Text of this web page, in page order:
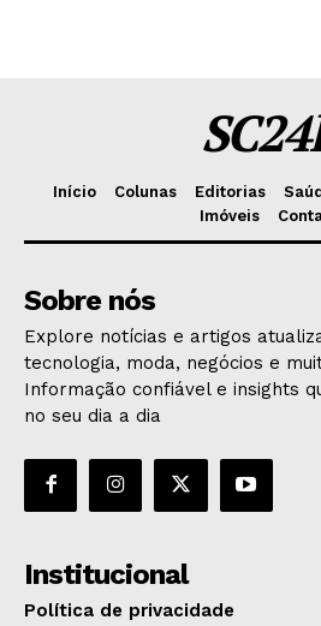
Início Colunas Editorias
Imóveis
Sobre nós
Explore notícias e artigos
tecnologia, moda, negócios e
Informação confiável e insights
no seu dia a dia
Institucional
Política de privacidade